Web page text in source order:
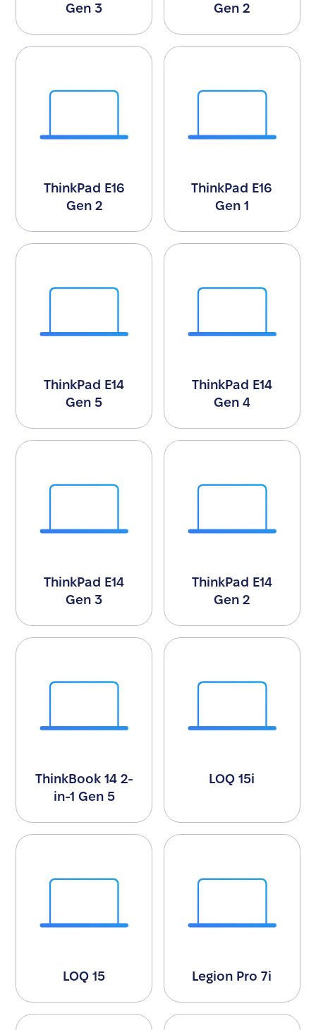
Gen 3
Gen 2
ThinkPad E16
Gen 2
ThinkPad E16
Gen 1
ThinkPad E14
Gen 5
ThinkPad E14
Gen 4
ThinkPad E14
Gen 3
ThinkPad E14
Gen 2
ThinkBook 14 2-
in-1 Gen 5
LOQ 15i
LOQ 15 Legion Pro 7i